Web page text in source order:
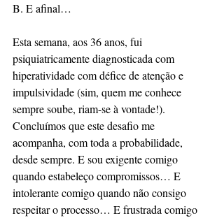
B. E afinal…
Esta semana, aos 36 anos, fui
psiquiatricamente diagnosticada com
hiperatividade com défice de atenção e
impulsividade (sim, quem me conhece
sempre soube, riam-se à vontade!).
Concluímos que este desafio me
acompanha, com toda a probabilidade,
desde sempre. E sou exigente comigo
quando estabeleço compromissos… E
intolerante comigo quando não consigo
respeitar o processo… E frustrada comigo